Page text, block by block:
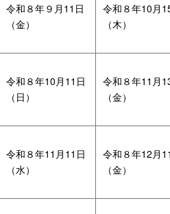
令和８年９月11日
（金）
令和８年10月
（木）
令和８年10月11日
（日）
令和８年11月
（金）
令和８年11月11日
（水）
令和８年12月
（金）